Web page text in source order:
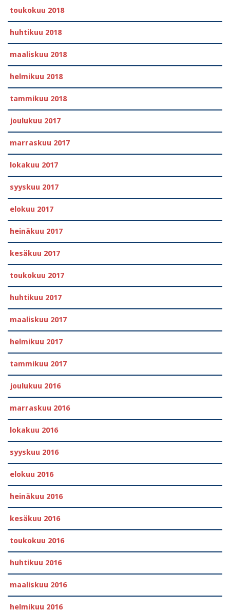
toukokuu 2018
huhtikuu 2018
maaliskuu 2018
helmikuu 2018
tammikuu 2018
joulukuu 2017
marraskuu 2017
lokakuu 2017
syyskuu 2017
elokuu 2017
heinäkuu 2017
kesäkuu 2017
toukokuu 2017
huhtikuu 2017
maaliskuu 2017
helmikuu 2017
tammikuu 2017
joulukuu 2016
marraskuu 2016
lokakuu 2016
syyskuu 2016
elokuu 2016
heinäkuu 2016
kesäkuu 2016
toukokuu 2016
huhtikuu 2016
maaliskuu 2016
helmikuu 2016